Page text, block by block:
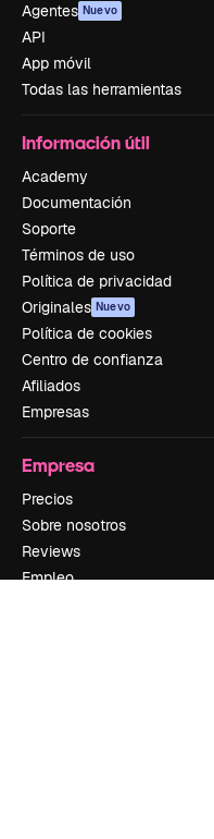
Agentes Nuevo
API
App móvil
Todas las herramientas
Información útil
Academy
Documentación
Soporte
Términos de uso
Política de privacidad
Originales Nuevo
Política de cookies
Centro de confianza
Afiliados
Empresas
Empresa
Precios
Sobre nosotros
Reviews
Empleo